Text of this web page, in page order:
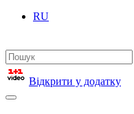
RU
Відкрити у додатку